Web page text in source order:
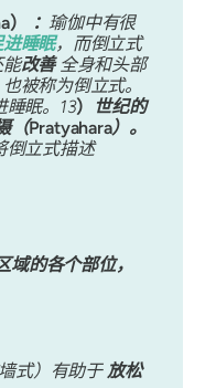
： 瑜伽中有很
睡眠，而倒立式
改善全身和头部
被称为倒立式。
睡眠。13）
世纪的
（Pratyahara）。
倒立式描述
域的各个部位，
式）有助于放松